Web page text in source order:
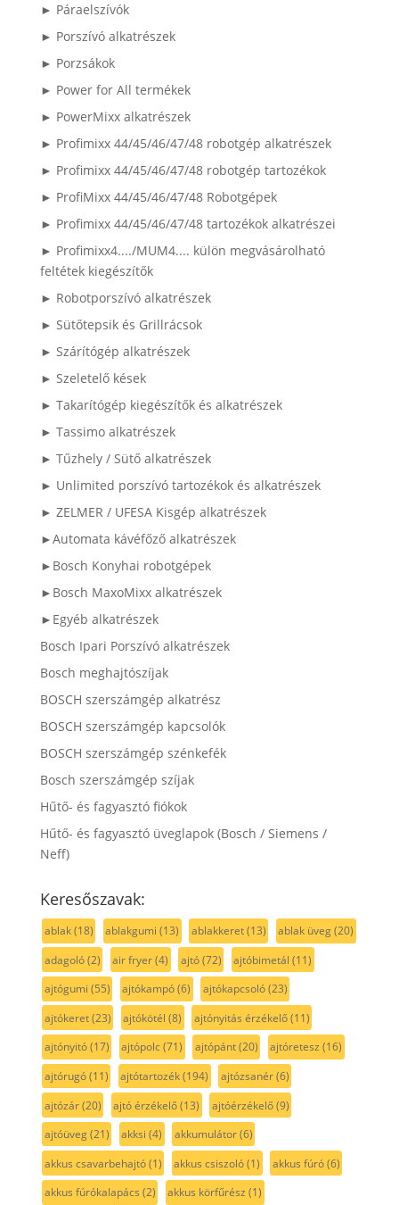
► Páraelszívók
► Porszívó alkatrészek
► Porzsákok
► Power for All termékek
► PowerMixx alkatrészek
► Profimixx 44/45/46/47/48 robotgép alkatrészek
► Profimixx 44/45/46/47/48 robotgép tartozékok
► ProfiMixx 44/45/46/47/48 Robotgépek
► Profimixx 44/45/46/47/48 tartozékok alkatrészei
► Profimixx4..../MUM4.... külön megvásárolható
feltétek kiegészítők
► Robotporszívó alkatrészek
► Sütőtepsik és Grillrácsok
► Szárítógép alkatrészek
► Szeletelő kések
► Takarítógép kiegészítők és alkatrészek
► Tassimo alkatrészek
► Tűzhely / Sütő alkatrészek
► Unlimited porszívó tartozékok és alkatrészek
► ZELMER / UFESA Kisgép alkatrészek
►Automata kávéfőző alkatrészek
►Bosch Konyhai robotgépek
►Bosch MaxoMixx alkatrészek
►Egyéb alkatrészek
Bosch Ipari Porszívó alkatrészek
Bosch meghajtószíjak
BOSCH szerszámgép alkatrész
BOSCH szerszámgép kapcsolók
BOSCH szerszámgép szénkefék
Bosch szerszámgép szíjak
Hűtő- és fagyasztó fiókok
Hűtő- és fagyasztó üveglapok (Bosch / Siemens /
Neff)
Keresőszavak:
ablak(18) ablakgumi (13) ablakkeret(13) ablak üveg(20)
adagoló(2) air fryer(4) ajtó(72) ajtóbimetál (11)
ajtógumi (55) ajtókampó(6) ajtókapcsoló(23)
ajtókeret(23) ajtókötél (8) ajtónyitás érzékelő(11)
ajtónyitó(17) ajtópolc(71) ajtópánt(20) ajtóretesz (16)
ajtórugó(11) ajtótartozék(194) ajtózsanér(6)
ajtózár(20) ajtó érzékelő(13) ajtóérzékelő(9)
ajtóüveg(21) akksi (4) akkumulátor(6)
akkus csavarbehajtó(1) akkus csiszoló(1) akkus fúró(6)
akkus fúrókalapács (2) akkus körfűrész (1)